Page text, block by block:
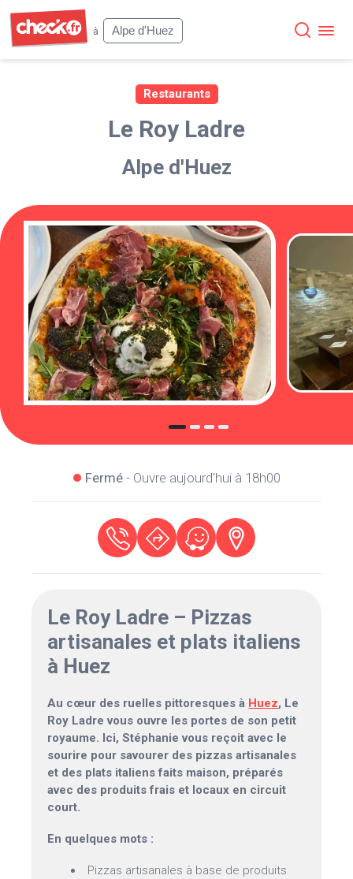
à
Alpe d'Huez
Restaurants
Le Roy Ladre
Alpe d'Huez
Fermé- Ouvre aujourd'hui à 18h00
Le Roy Ladre – Pizzas
artisanales et plats italiens
à Huez
Au cœur des ruelles pittoresques à Huez, Le
Roy Ladre vous ouvre les portes de son petit
royaume. Ici, Stéphanie vous reçoit avec le
sourire pour savourer des pizzas artisanales
et des plats italiens faits maison, préparés
avec des produits frais et locaux en circuit
court.
En quelques mots :
Pizzas artisanales à base de produits